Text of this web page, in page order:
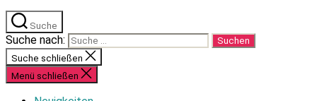
Suche
Suche nach:
Suche schließen
Menü schließen